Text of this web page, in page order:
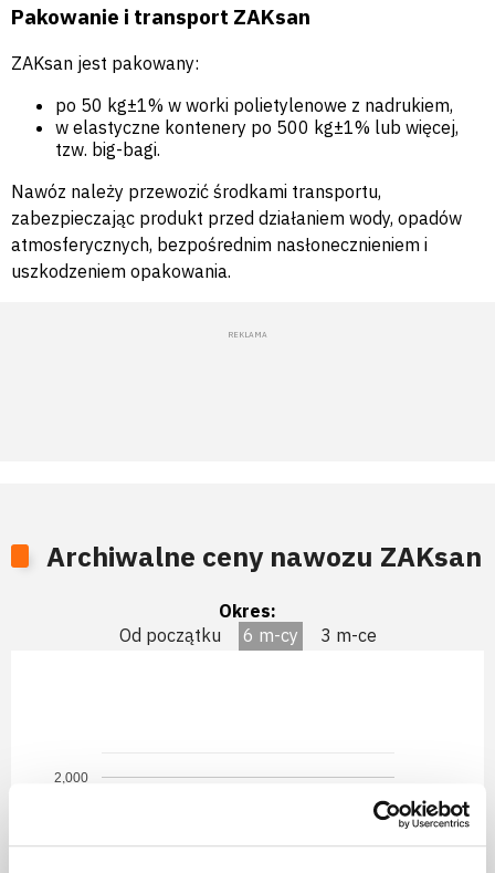
Pakowanie i transport ZAKsan
ZAKsan jest pakowany:
po 50 kg±1% w worki polietylenowe z nadrukiem,
w elastyczne kontenery po 500 kg±1% lub więcej,
tzw. big-bagi.
Nawóz należy przewozić środkami transportu,
zabezpieczając produkt przed działaniem wody, opadów
atmosferycznych, bezpośrednim nasłonecznieniem i
uszkodzeniem opakowania.
Archiwalne ceny nawozu ZAKsan
Okres:
Od początku
6 m-cy 3 m-ce
2,000